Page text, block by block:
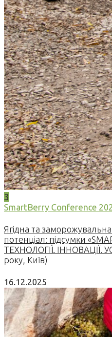
3
SmartBerry Conference
Ягідна та
потенціал: підсумки
ТЕХНОЛОГІЇ. ІННОВАЦІЇ.
року, Київ)
16.12.2025